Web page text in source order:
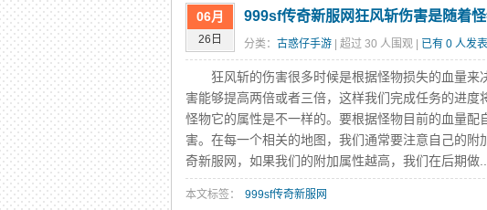
06月
26日
999sf传奇新服网狂风斩伤害是随着
分类： 古惑仔手游 | 超过 30 人围观 | 已有 0 人发
狂风斩的伤害很多时候是根据怪物损失的血量来
害能够提高两倍或者三倍，这样我们完成任务的进
怪物它的属性是不一样的。要根据怪物目前的血量
害。在每一个相关的地图，我们通常要注意自己的
奇新服网，如果我们的附加属性越高，我们在后期做...
本文标签： 999sf传奇新服网